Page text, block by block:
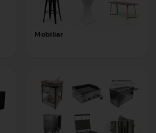
Mobiliar